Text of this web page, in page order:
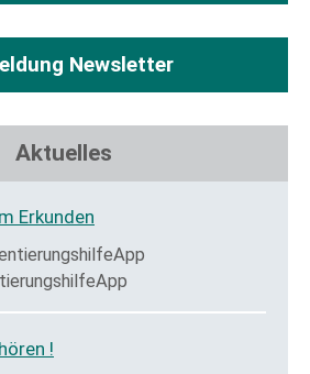
Newsletter
Aktuelles
Erkunden
!